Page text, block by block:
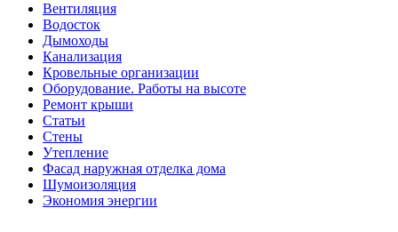
Вентиляция
Водосток
Дымоходы
Канализация
Кровельные организации
Оборудование. Работы на высоте
Ремонт крыши
Статьи
Стены
Утепление
Фасад наружная отделка дома
Шумоизоляция
Экономия энергии